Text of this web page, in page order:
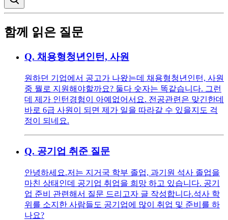
함께 읽은 질문
Q. 채용형청년인턴, 사원
원하던 기업에서 공고가 나왔는데 채용형청년인턴, 사원
중 뭘로 지원해야할까요? 둘다 숫자는 똑같습니다. 그런
데 제가 인턴경험이 아예없어서요. 전공관련은 맞긴한데
바로 6급 사원이 되면 제가 일을 따라갈 수 있을지도 걱
정이 되네요.
Q. 공기업 취준 질문
안녕하세요. ​ 저는 지거국 학부 졸업, 과기원 석사 졸업을
마친 상태인데 공기업 취업을 희망 하고 있습니다. 공기
업 준비 관련해서 질문 드리고자 글 작성합니다. ​ 석사 학
위를 소지한 사람들도 공기업에 많이 취업 및 준비를 하
나요?